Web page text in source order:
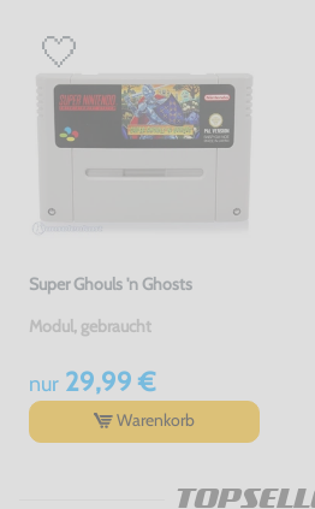
Super Ghouls 'n Ghosts
Modul, gebraucht
nur29,99 €
Warenkorb